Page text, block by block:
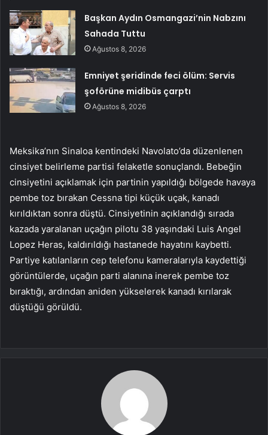
Başkan Aydın Osmangazi’nin Nabzını
Sahada Tuttu
Ağustos 8, 2026
Emniyet şeridinde feci ölüm: Servis
şoförüne midibüs çarptı
Ağustos 8, 2026
Meksika’nın Sinaloa kentindeki Navolato’da düzenlenen
cinsiyet belirleme partisi felaketle sonuçlandı. Bebeğin
cinsiyetini açıklamak için partinin yapıldığı bölgede havaya
pembe toz bırakan Cessna tipi küçük uçak, kanadı
kırıldıktan sonra düştü. Cinsiyetinin açıklandığı sırada
kazada yaralanan uçağın pilotu 38 yaşındaki Luis Angel
Lopez Heras, kaldırıldığı hastanede hayatını kaybetti.
Partiye katılanların cep telefonu kameralarıyla kaydettiği
görüntülerde, uçağın parti alanına inerek pembe toz
bıraktığı, ardından aniden yükselerek kanadı kırılarak
düştüğü görüldü.